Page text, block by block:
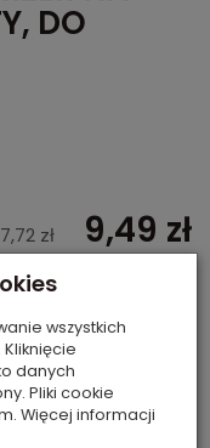
DO
7,72 zł 9,49 zł
ZIELONY
28 CM
wszystkich
danych
Pliki cookie
Więcej informacji